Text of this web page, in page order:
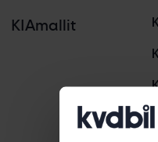
KIAmallit